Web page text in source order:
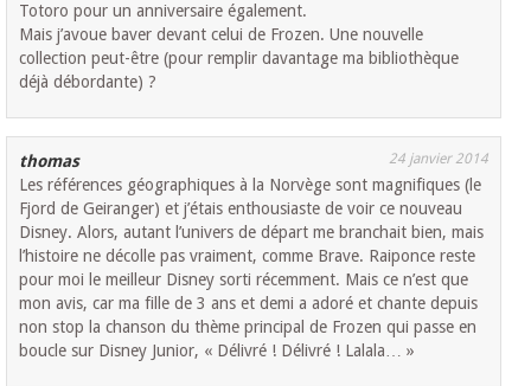
Totoro pour un anniversaire également.
Mais j’avoue baver devant celui de Frozen. Une nouvelle
collection peut-être (pour remplir davantage ma bibliothèque
déjà débordante) ?
thomas 24 janvier 2014
Les références géographiques à la Norvège sont magnifiques (le
Fjord de Geiranger) et j’étais enthousiaste de voir ce nouveau
Disney. Alors, autant l’univers de départ me branchait bien, mais
l’histoire ne décolle pas vraiment, comme Brave. Raiponce reste
pour moi le meilleur Disney sorti récemment. Mais ce n’est que
mon avis, car ma fille de 3 ans et demi a adoré et chante depuis
non stop la chanson du thème principal de Frozen qui passe en
boucle sur Disney Junior, « Délivré ! Délivré ! Lalala… »